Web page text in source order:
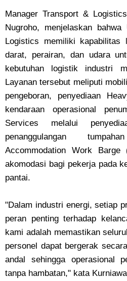
Manager Transport &
Nugroho, menjelaskan
Logistics memiliki kapabilitas
darat, perairan, dan udara
kebutuhan logistik industri
Layanan tersebut meliputi
pengeboran, penyediaan
kendaraan operasional
Services melalui
penanggulangan
Accommodation Work Barge
akomodasi bagi pekerja pada
pantai.
"Dalam industri energi, setiap
peran penting terhadap
kami adalah memastikan
personel dapat bergerak
andal sehingga operasional
tanpa hambatan," kata